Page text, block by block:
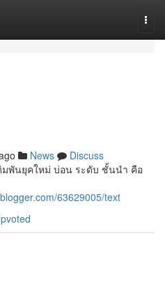
News
Discuss
พันยุคใหม่ บ่อน ระดับ ชั้นนำ คือ
63629005/text